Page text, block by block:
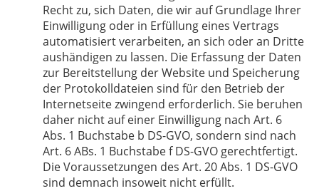
Recht zu, sich Daten, die wir auf Grundlage Ihrer
Einwilligung oder in Erfüllung eines Vertrags
automatisiert verarbeiten, an sich oder an Dritte
aushändigen zu lassen. Die Erfassung der Daten
zur Bereitstellung der Website und Speicherung
der Protokolldateien sind für den Betrieb der
Internetseite zwingend erforderlich. Sie beruhen
daher nicht auf einer Einwilligung nach Art. 6
Abs. 1 Buchstabe b DS-GVO, sondern sind nach
Art. 6 ABs. 1 Buchstabe f DS-GVO gerechtfertigt.
Die Voraussetzungen des Art. 20 Abs. 1 DS-GVO
sind demnach insoweit nicht erfüllt.